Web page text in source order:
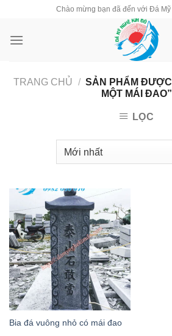
content
Chào mừng bạn đã đến với Đá
TRANG CHỦ / SẢN PHẨM
MỘT MÁI ĐAO”
LỌC
Bia đá vuông nhỏ có mái đao